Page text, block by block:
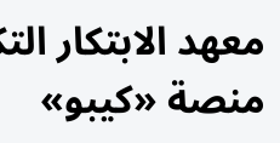
معهد الابتكار
منصة «كيبو»